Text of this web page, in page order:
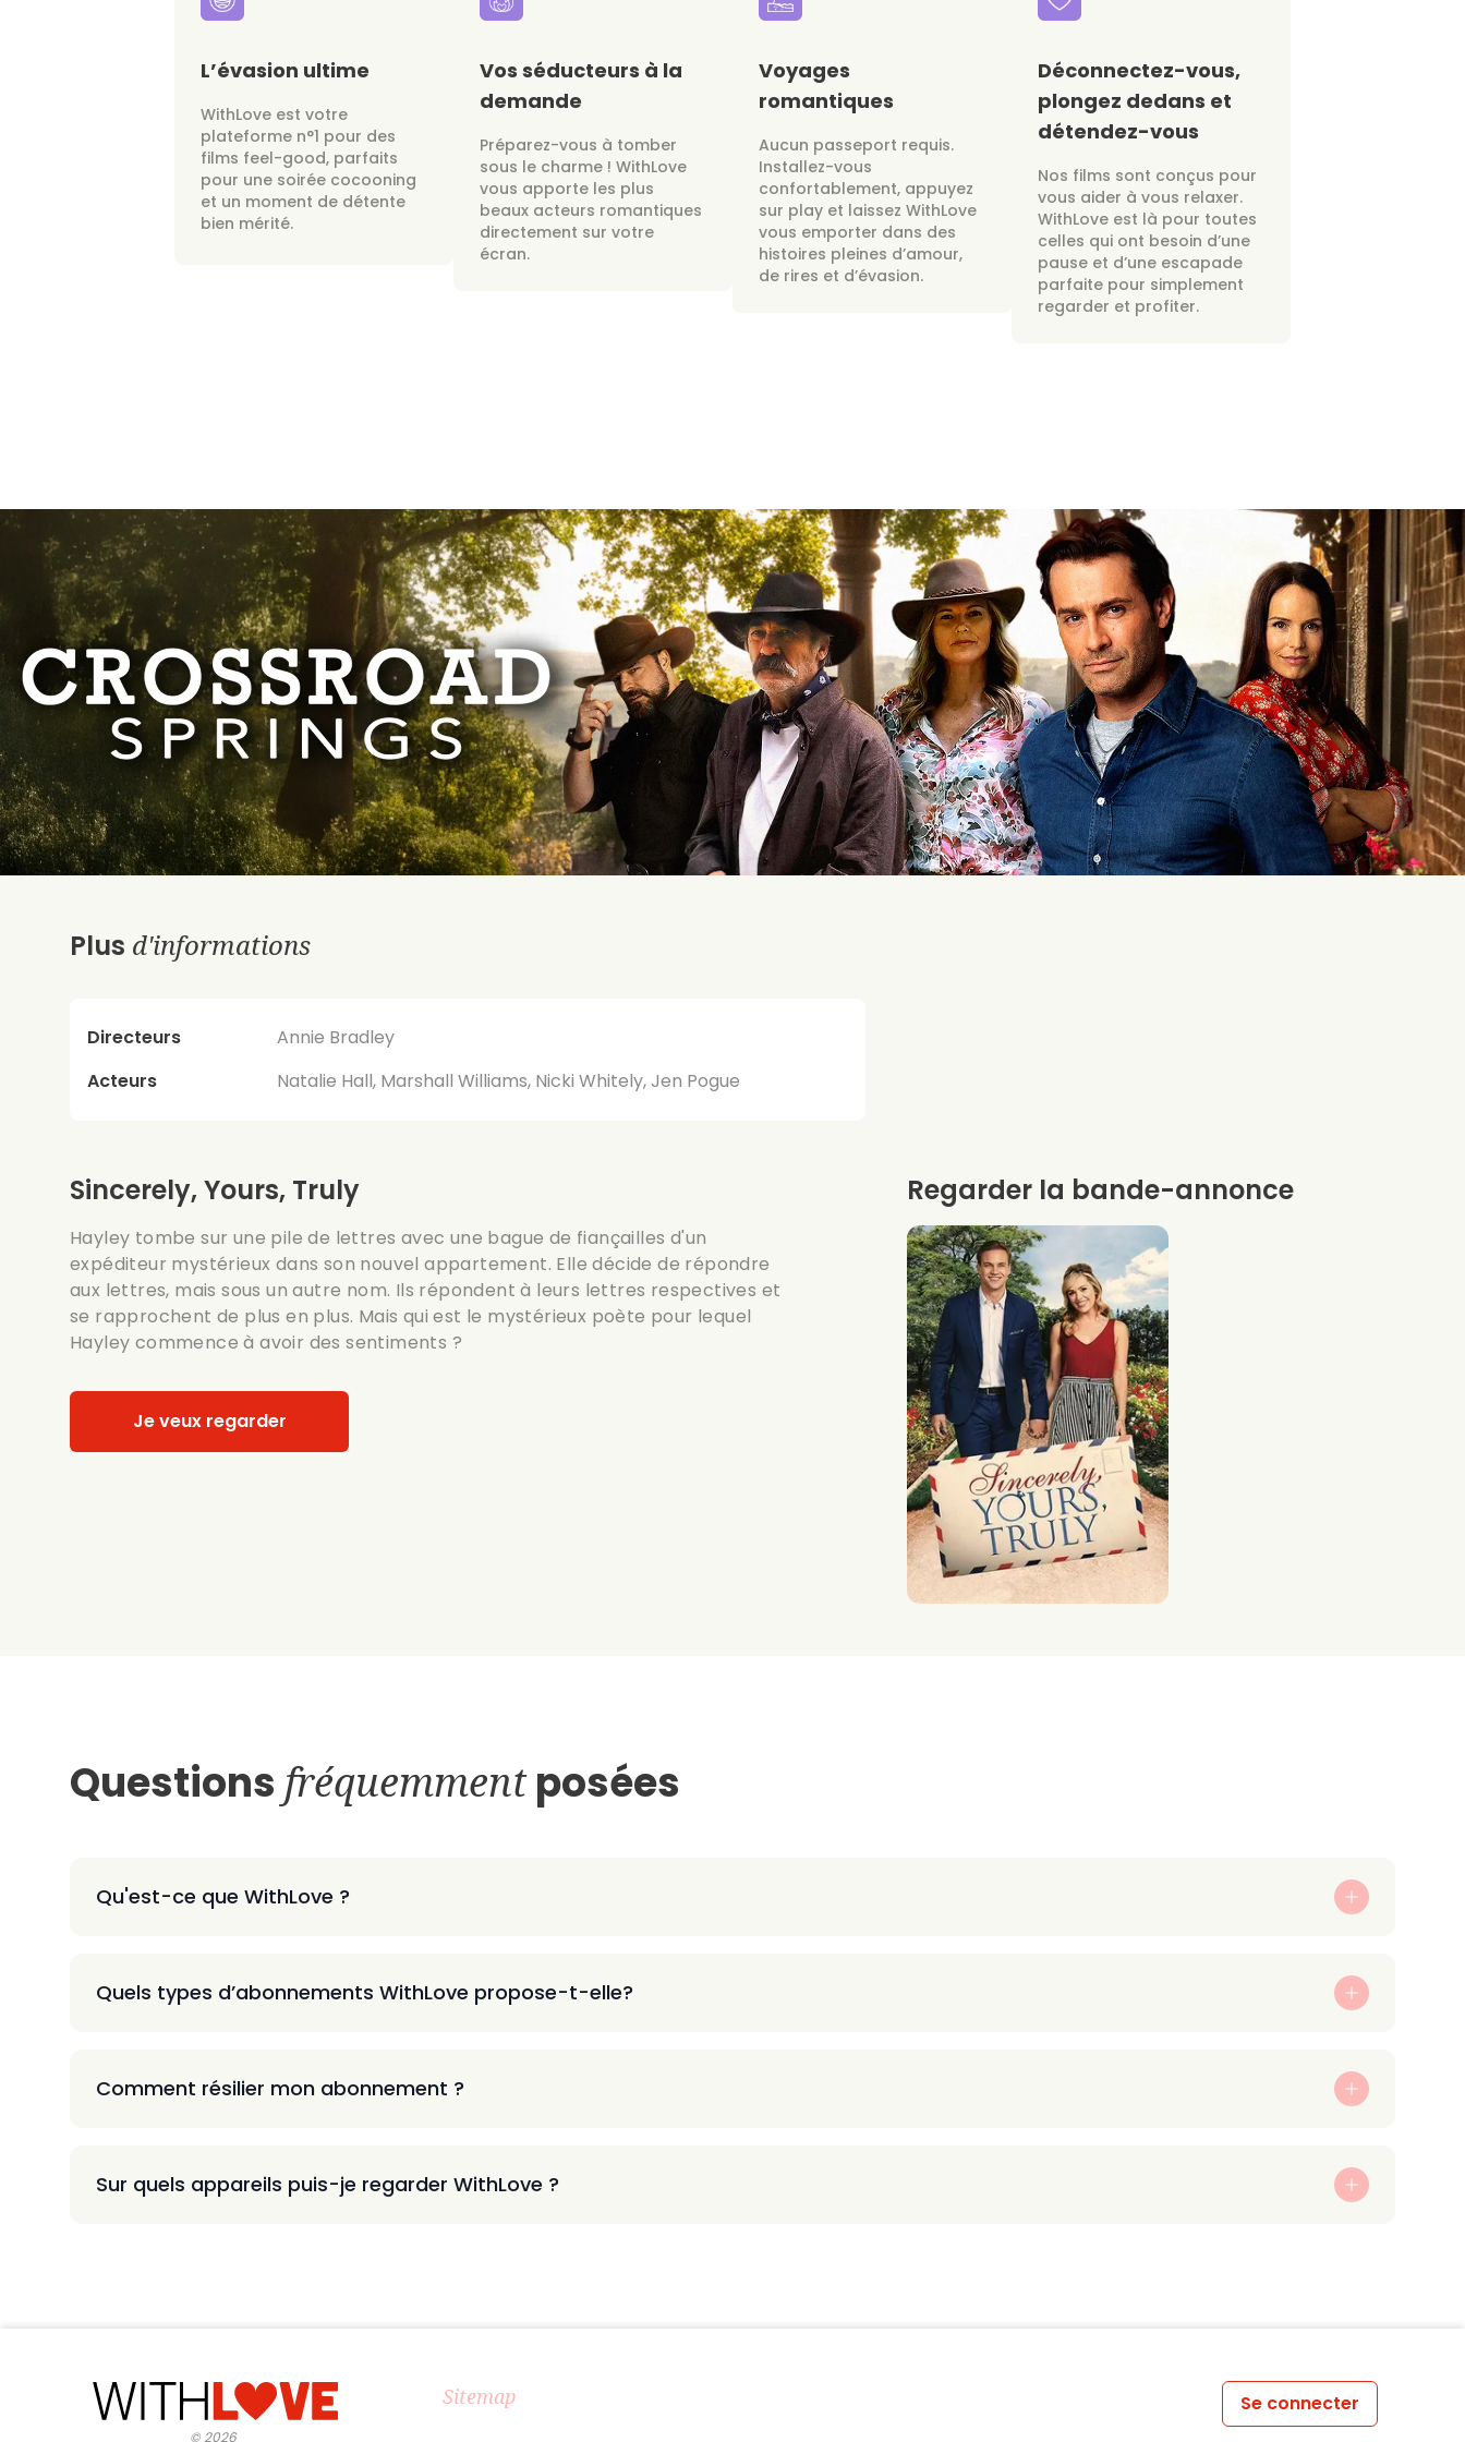
L’évasion ultime
WithLove est votre
plateforme n°1 pour des
films feel-good, parfaits
pour une soirée cocooning
et un moment de détente
bien mérité.
Vos séducteurs à la
demande
Préparez-vous à tomber
sous le charme ! WithLove
vous apporte les plus
beaux acteurs romantiques
directement sur votre
écran.
Voyages
romantiques
Aucun passeport requis.
Installez-vous
confortablement, appuyez
sur play et laissez WithLove
vous emporter dans des
histoires pleines d’amour,
de rires et d’évasion.
Déconnectez-vous,
plongez dedans et
détendez-vous
Nos films sont conçus pour
vous aider à vous relaxer.
WithLove est là pour toutes
celles qui ont besoin d’une
pause et d’une escapade
parfaite pour simplement
regarder et profiter.
Plus d'informations
Directeurs
Annie Bradley
Acteurs
Natalie Hall, Marshall Williams, Nicki Whitely, Jen Pogue
Sincerely, Yours, Truly
Hayley tombe sur une pile de lettres avec une bague de fiançailles d'un
expéditeur mystérieux dans son nouvel appartement. Elle décide de répondre
aux lettres, mais sous un autre nom. Ils répondent à leurs lettres respectives et
se rapprochent de plus en plus. Mais qui est le mystérieux poète pour lequel
Hayley commence à avoir des sentiments ?
Je veux regarder
Regarder la bande-annonce
Questions fréquemmentposées
Qu'est-ce que WithLove ?
Quels types d’abonnements WithLove propose-t-elle?
Comment résilier mon abonnement ?
Sur quels appareils puis-je regarder WithLove ?
©2026
Sitemap Se connecter